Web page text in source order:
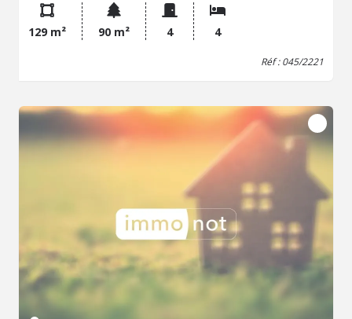
lumineuse bâtisse saura vous séduire par sa situation et
sa rénovation de qualité (pas de travaux à prévoir).
129 m² 90 m² 4 4
Réf : 045/2221